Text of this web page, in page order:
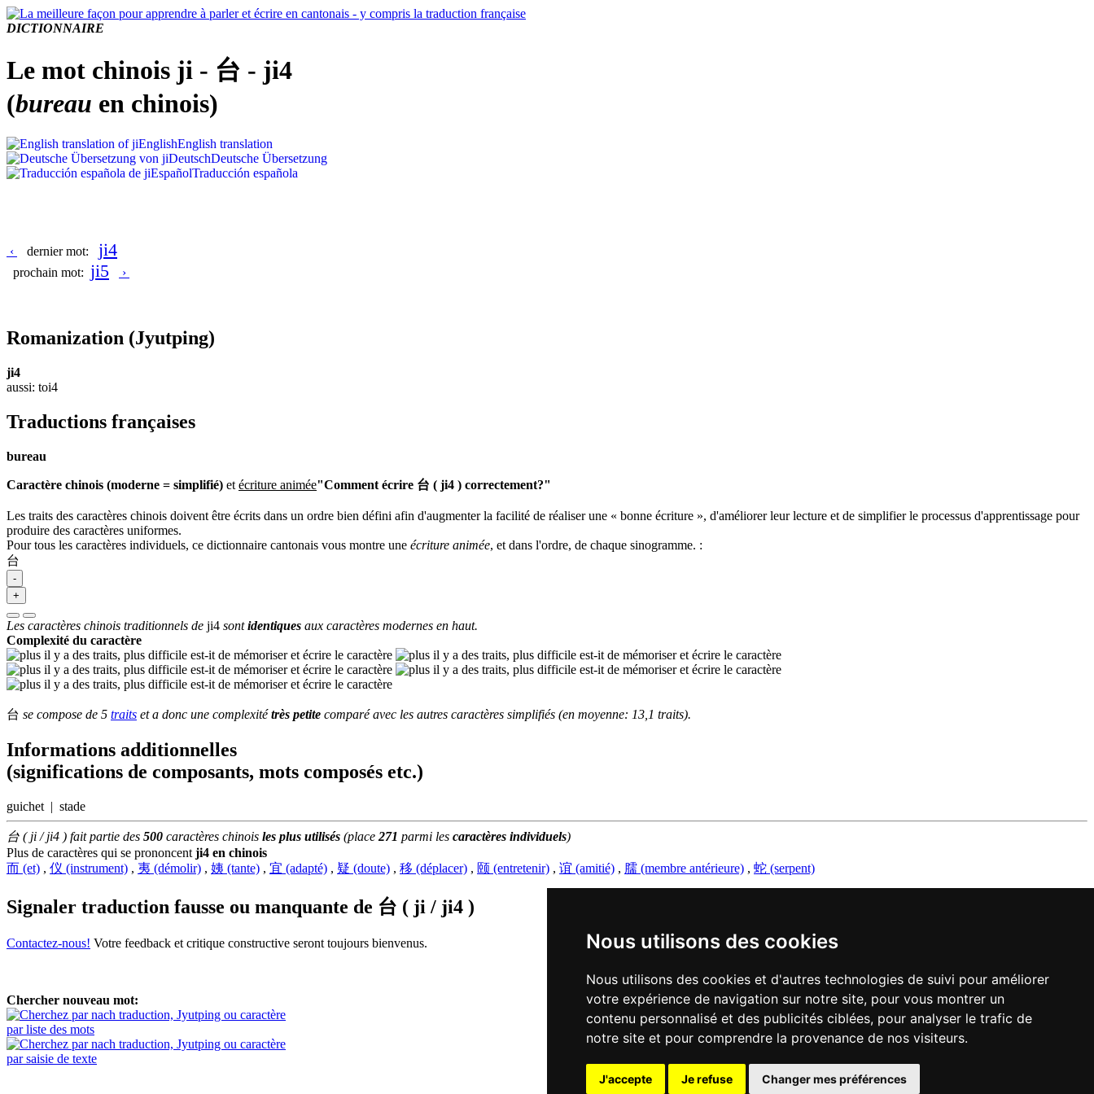
Nous utilisons des cookies
Nous utilisons des cookies et d'autres technologies de suivi pour améliorer
votre expérience de navigation sur notre site, pour vous montrer un
contenu personnalisé et des publicités ciblées, pour analyser le trafic de
notre site et pour comprendre la provenance de nos visiteurs.
J'accepte Je refuse Changer mes préférences
DICTIONNAIRE
Le mot chinois ji - 台 - ji4
(bureau en chinois)
EnglishEnglish translation
DeutschDeutsche Übersetzung
EspañolTraducción española
‹ dernier mot: ji4
prochain mot: ji5 ›
Romanization (Jyutping)
ji4
aussi: toi4
Traductions françaises
bureau
Caractère chinois (moderne = simplifié) et écriture animée"Comment écrire 台 ( ji4 ) correctement?"
Les traits des caractères chinois doivent être écrits dans un ordre bien défini afin d'augmenter la facilité de réaliser une « bonne écriture », d'améliorer leur lecture et de simplifier le processus d'apprentissage pour
produire des caractères uniformes.
Pour tous les caractères individuels, ce dictionnaire cantonais vous montre une écriture animée, et dans l'ordre, de chaque sinogramme. :
台
-
+
Les caractères chinois traditionnels de ji4 sontidentiques aux caractères modernes en haut.
Complexité du caractère
台 se compose de 5 traits et a donc une complexitétrès petite comparé avec les autres caractères simplifiés (en moyenne: 13,1 traits).
Informations additionnelles
(significations de composants, mots composés etc.)
guichet | stade
台 ( ji / ji4 ) fait partie des 500 caractères chinois les plus utilisés (place 271 parmi les caractères individuels)
Plus de caractères qui se prononcent ji4 en chinois
而 (et) , 仪 (instrument) , 夷 (démolir) , 姨 (tante) , 宜 (adapté) , 疑 (doute) , 移 (déplacer) , 颐 (entretenir) , 谊 (amitié) , 臑 (membre antérieure) , 蛇 (serpent)
Signaler traduction fausse ou manquante de 台 ( ji / ji4 )
Contactez-nous! Votre feedback et critique constructive seront toujours bienvenus.
Chercher nouveau mot:
par liste des mots
par saisie de texte